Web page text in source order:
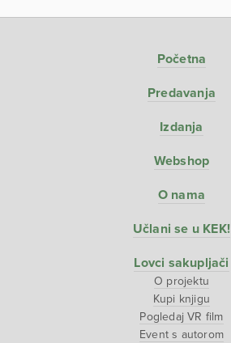
Početna
Predavanja
Izdanja
Webshop
O nama
Učlani se u KEK!
Lovci sakupljači
O projektu
Kupi knjigu
Pogledaj VR film
Event s autorom